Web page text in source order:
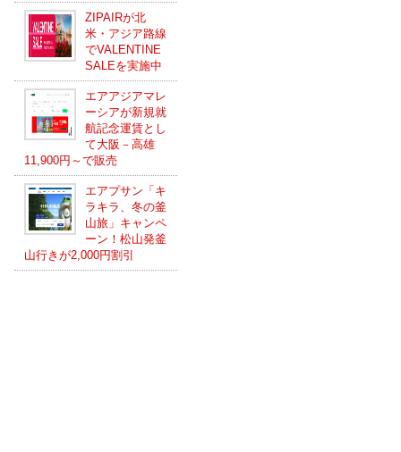
ZIPAIRが北
米・アジア路線
でVALENTINE
SALEを実施中
エアアジアマレ
ーシアが新規就
航記念運賃とし
て大阪－高雄
11,900円～で販売
エアプサン「キ
ラキラ、冬の釜
山旅」キャンペ
ーン！松山発釜
山行きが2,000円割引